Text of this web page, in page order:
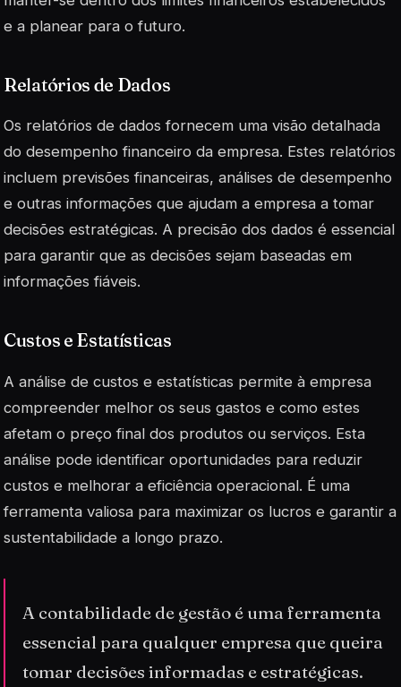
e a planear para o futuro.
Relatórios de Dados
Os relatórios de dados fornecem uma visão detalhada
do desempenho financeiro da empresa. Estes relatórios
incluem previsões financeiras, análises de desempenho
e outras informações que ajudam a empresa a tomar
decisões estratégicas. A precisão dos dados é essencial
para garantir que as decisões sejam baseadas em
informações fiáveis.
Custos e Estatísticas
A análise de custos e estatísticas permite à empresa
compreender melhor os seus gastos e como estes
afetam o preço final dos produtos ou serviços. Esta
análise pode identificar oportunidades para reduzir
custos e melhorar a eficiência operacional. É uma
ferramenta valiosa para maximizar os lucros e garantir a
sustentabilidade a longo prazo.
A contabilidade de gestão é uma ferramenta
essencial para qualquer empresa que queira
tomar decisões informadas e estratégicas.